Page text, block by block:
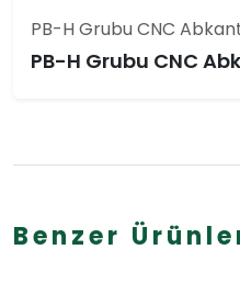
PB-H Grubu CNC
PB-H Grubu CNC
Benzer